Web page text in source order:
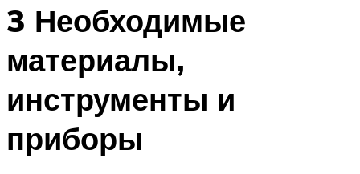
3 Необходимые
материалы,
инструменты и
приборы